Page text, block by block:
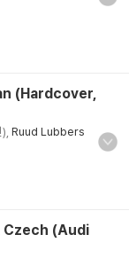
(Hardcover,
Ruud Lubbers
Czech (Audi